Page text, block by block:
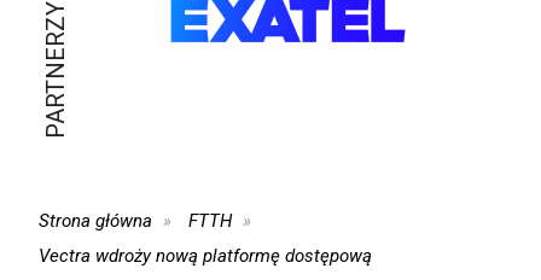
PARTNERZY
Strona główna
FTTH
Vectra wdroży nową platformę dostępową